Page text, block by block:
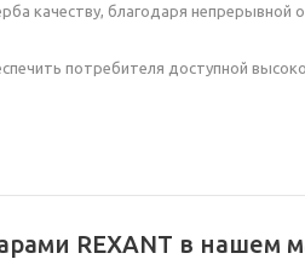
качеству, благодаря непрерывной
потребителя доступной
REXANT в нашем